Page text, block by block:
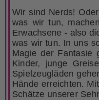
Wir sind Nerds!
was wir tun,
Erwachsene - also
was wir tun. In uns
Magie der Fantasie
Kinder, junge
Spielzeugläden
Hände erreichten.
Schätze unserer